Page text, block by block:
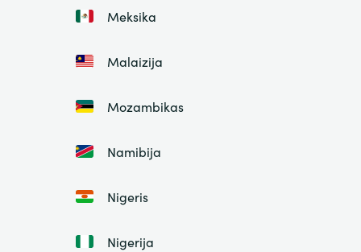
Meksika
Malaizija
Mozambikas
Namibija
Nigeris
Nigerija